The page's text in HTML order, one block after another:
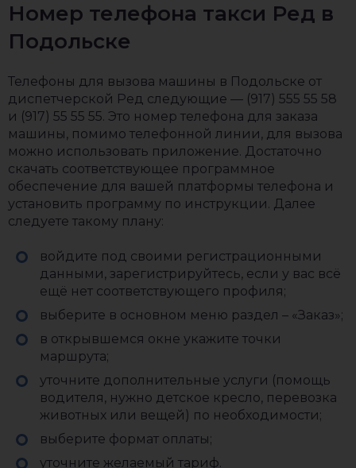
Номер телефона такси Ред в
Подольске
Телефоны для вызова машины в Подольске от
диспетчерской Ред следующие — (917) 555 55 58
и (917) 55 55 55. Это номер телефона для заказа
машины, помимо телефонной линии, для вызова
можно использовать приложение. Достаточно
скачать соответствующее программное
обеспечение для вашей платформы телефона и
установить программу по инструкции. Далее
следуете такому плану:
войдите под своими регистрационными
данными, зарегистрируйтесь, если у вас всё
ещё нет соответствующего профиля;
выберите в основном меню раздел – «Заказ»;
в открывшемся окне укажите точки
маршрута;
уточните дополнительные услуги (помощь
водителя, нужно детское кресло, перевозка
животных или вещей) по необходимости;
выберите формат оплаты;
уточните желаемый тариф.